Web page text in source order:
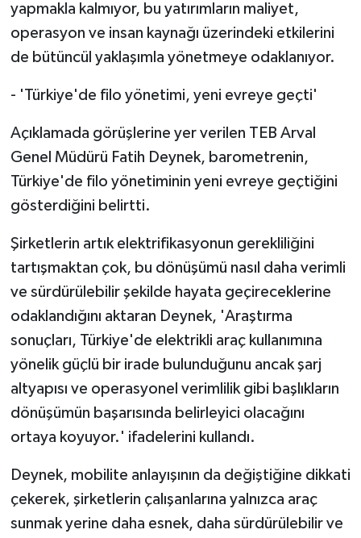
yapmakla kalmıyor, bu yatırımların maliyet,
operasyon ve insan kaynağı üzerindeki etkilerini
de bütüncül yaklaşımla yönetmeye odaklanıyor.
- 'Türkiye'de filo yönetimi, yeni evreye geçti'
Açıklamada görüşlerine yer verilen TEB Arval
Genel Müdürü Fatih Deynek, barometrenin,
Türkiye'de filo yönetiminin yeni evreye geçtiğini
gösterdiğini belirtti.
Şirketlerin artık elektrifikasyonun gerekliliğini
tartışmaktan çok, bu dönüşümü nasıl daha verimli
ve sürdürülebilir şekilde hayata geçireceklerine
odaklandığını aktaran Deynek, 'Araştırma
sonuçları, Türkiye'de elektrikli araç kullanımına
yönelik güçlü bir irade bulunduğunu ancak şarj
altyapısı ve operasyonel verimlilik gibi başlıkların
dönüşümün başarısında belirleyici olacağını
ortaya koyuyor.' ifadelerini kullandı.
Deynek, mobilite anlayışının da değiştiğine dikkati
çekerek, şirketlerin çalışanlarına yalnızca araç
sunmak yerine daha esnek, daha sürdürülebilir ve